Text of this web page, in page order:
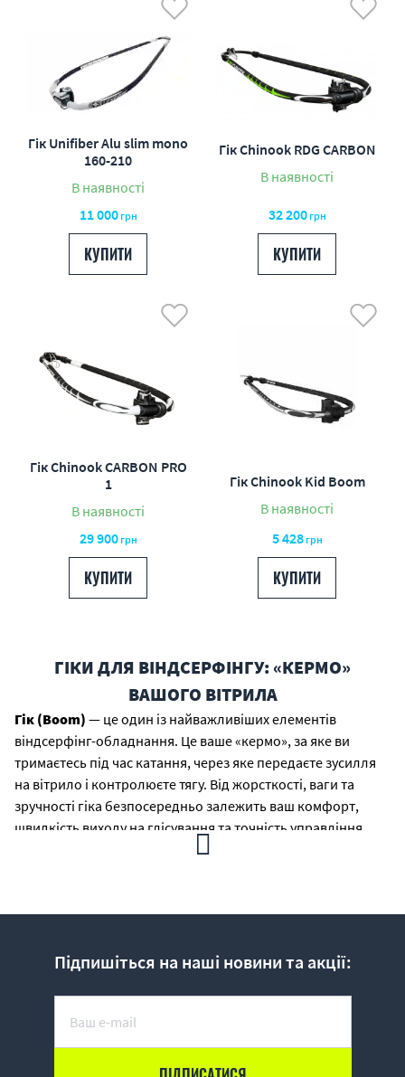
Гік Unifiber Alu slim mono
160-210
В наявності
11 000грн
КУПИТИ
Гік Chinook RDG CARBON
В наявності
32 200грн
КУПИТИ
Гік Chinook CARBON PRO
1
В наявності
29 900грн
КУПИТИ
Гік Chinook Kid Boom
В наявності
5 428грн
КУПИТИ
ГІКИ ДЛЯ ВІНДСЕРФІНГУ: «КЕРМО»
ВАШОГО ВІТРИЛА
Гік (Boom) — це один із найважливіших елементів
віндсерфінг-обладнання. Це ваше «кермо», за яке ви
тримаєтесь під час катання, через яке передаєте зусилля
на вітрило і контролюєте тягу. Від жорсткості, ваги та
зручності гіка безпосередньо залежить ваш комфорт,
швидкість виходу на глісування та точність управління.
ЯКІ БУВАЮТЬ ГІКИ?
важливо для передачі енергії вітру), вагу та ціну:
Особливості:Виготовляються з високоякісного
робити їх досить міцними за помірну ціну.
Підпишіться на наші новини та акції: